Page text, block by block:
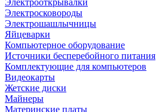
Электрооткрывалки
Электросковороды
Электрошашлычницы
Яйцеварки
Компьютерное оборудование
Источники бесперебойного питания
Комплектующие для компьютеров
Видеокарты
Жетские диски
Майнеры
Материнские платы